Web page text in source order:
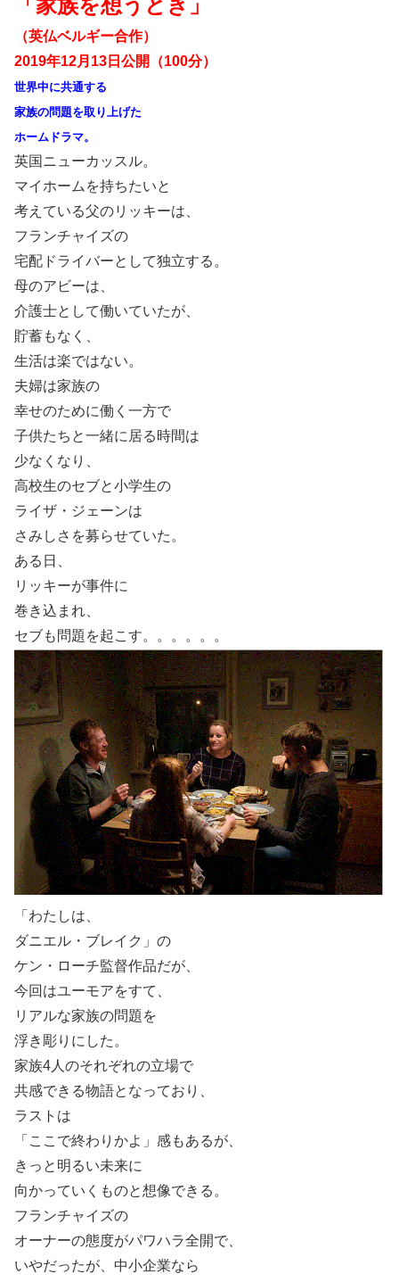
「家族を想うとき」
（英仏ベルギー合作）
2019年12月13日公開（100分）
世界中に共通する
家族の問題を取り上げた
ホームドラマ。
英国ニューカッスル。
マイホームを持ちたいと
考えている父のリッキーは、
フランチャイズの
宅配ドライバーとして独立する。
母のアビーは、
介護士として働いていたが、
貯蓄もなく、
生活は楽ではない。
夫婦は家族の
幸せのために働く一方で
子供たちと一緒に居る時間は
少なくなり、
高校生のセブと小学生の
ライザ・ジェーンは
さみしさを募らせていた。
ある日、
リッキーが事件に
巻き込まれ、
セブも問題を起こす。。。。。。
「わたしは、
ダニエル・ブレイク」の
ケン・ローチ監督作品だが、
今回はユーモアをすて、
リアルな家族の問題を
浮き彫りにした。
家族4人のそれぞれの立場で
共感できる物語となっており、
ラストは
「ここで終わりかよ」感もあるが、
きっと明るい未来に
向かっていくものと想像できる。
フランチャイズの
オーナーの態度がパワハラ全開で、
いやだったが、中小企業なら